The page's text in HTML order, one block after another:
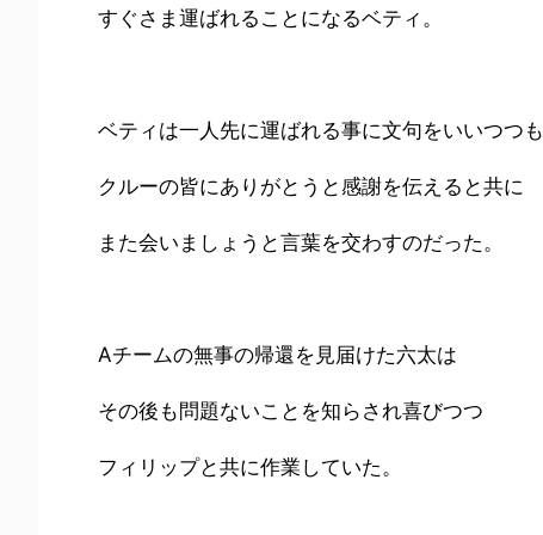
すぐさま運ばれることになるベティ。
ベティは一人先に運ばれる事に文句をいいつつも
クルーの皆にありがとうと感謝を伝えると共に
また会いましょうと言葉を交わすのだった。
Aチームの無事の帰還を見届けた六太は
その後も問題ないことを知らされ喜びつつ
フィリップと共に作業していた。